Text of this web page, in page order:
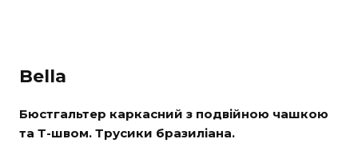
Bella
Бюстгальтер каркасний з подвійною чашкою
та Т-швом. Трусики бразиліана.